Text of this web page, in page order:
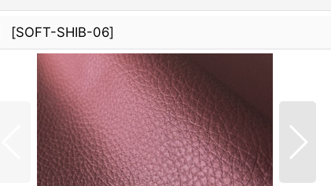
[SOFT-SHIB-06]